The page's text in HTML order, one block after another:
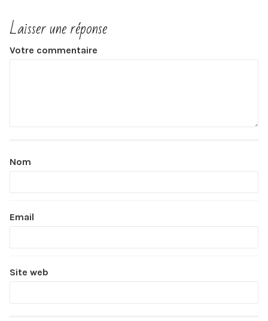
Laisser une réponse
Votre commentaire
Nom
Email
Site web